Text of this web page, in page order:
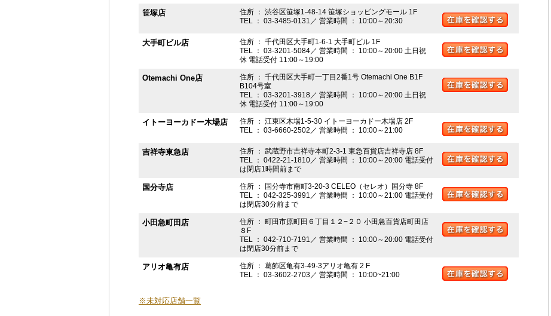
笹塚店
住所 ： 渋谷区笹塚1-48-14 笹塚ショッピングモール 1F
TEL ： 03-3485-0131／ 営業時間 ： 10:00～20:30
大手町ビル店
住所 ： 千代田区大手町1-6-1 大手町ビル 1F
TEL ： 03-3201-5084／ 営業時間 ： 10:00～20:00 土日祝
休 電話受付 11:00～19:00
Otemachi One店
住所 ： 千代田区大手町一丁目2番1号 Otemachi One B1F
B104号室
TEL ： 03-3201-3918／ 営業時間 ： 10:00～20:00 土日祝
休 電話受付 11:00～19:00
イトーヨーカドー木場店
住所 ： 江東区木場1-5-30 イトーヨーカドー木場店 2F
TEL ： 03-6660-2502／ 営業時間 ： 10:00～21:00
吉祥寺東急店
住所 ： 武蔵野市吉祥寺本町2-3-1 東急百貨店吉祥寺店 8F
TEL ： 0422-21-1810／ 営業時間 ： 10:00～20:00 電話受付
は閉店1時間前まで
国分寺店
住所 ： 国分寺市南町3-20-3 CELEO（セレオ）国分寺 8F
TEL ： 042-325-3991／ 営業時間 ： 10:00～21:00 電話受付
は閉店30分前まで
小田急町田店
住所 ： 町田市原町田６丁目１２−２０ 小田急百貨店町田店
８F
TEL ： 042-710-7191／ 営業時間 ： 10:00～20:00 電話受付
は閉店30分前まで
アリオ亀有店
住所 ： 葛飾区亀有3-49-3アリオ亀有 2 F
TEL ： 03-3602-2703／ 営業時間 ： 10:00~21:00
※未対応店舗一覧